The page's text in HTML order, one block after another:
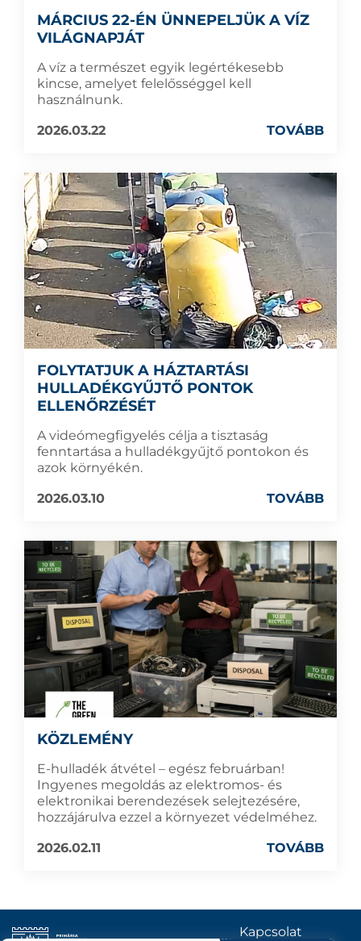
MÁRCIUS 22-ÉN ÜNNEPELJÜK A VÍZ
VILÁGNAPJÁT
A víz a természet egyik legértékesebb
kincse, amelyet felelősséggel kell
használnunk.
2026.03.22
TOVÁBB
FOLYTATJUK A HÁZTARTÁSI
HULLADÉKGYŰJTŐ PONTOK
ELLENŐRZÉSÉT
A videómegfigyelés célja a tisztaság
fenntartása a hulladékgyűjtő pontokon és
azok környékén.
2026.03.10
TOVÁBB
KÖZLEMÉNY
E-hulladék átvétel – egész februárban!
Ingyenes megoldás az elektromos- és
elektronikai berendezések selejtezésére,
hozzájárulva ezzel a környezet védelméhez.
2026.02.11
TOVÁBB
Kapcsolat